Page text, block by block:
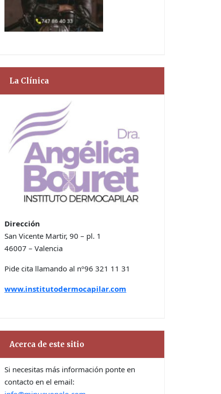
La Clínica
Dirección
San Vicente Martir, 90 – pl. 1
46007 – Valencia
Pide cita llamando al nº96 321 11 31
www.institutodermocapilar.com
Acerca de este sitio
Si necesitas más información ponte en
contacto en el email: